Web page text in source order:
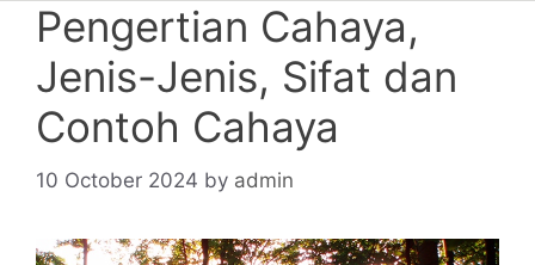
Pengertian Cahaya,
Jenis-Jenis, Sifat dan
Contoh Cahaya
10 October 2024 by admin